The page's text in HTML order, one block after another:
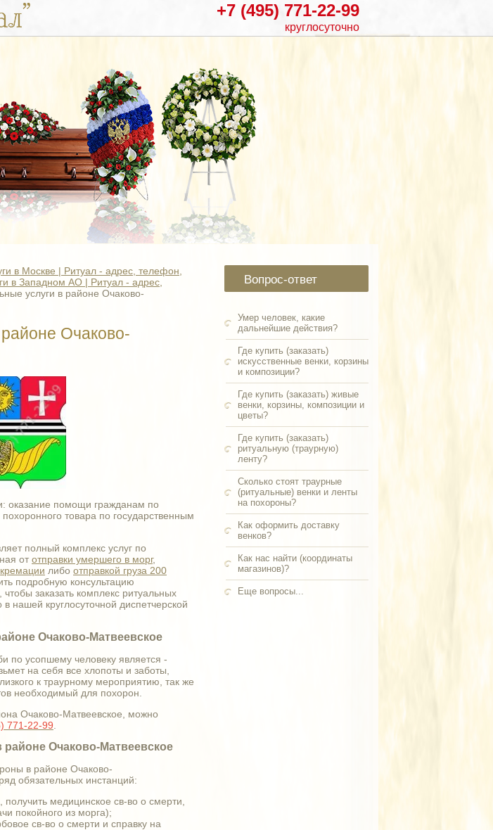
+7 (495) 771-22-99
круглосуточно
Вопрос-ответ
Умер человек, какие
дальнейшие действия?
Где купить (заказать)
искусственные венки, корзины
и композиции?
Где купить (заказать) живые
венки, корзины, композиции и
цветы?
Где купить (заказать)
ритуальную (траурную)
ленту?
Сколько стоят траурные
(ритуальные) венки и ленты
на похороны?
Как оформить доставку
венков?
Как нас найти (координаты
магазинов)?
Еще вопросы...
в Москве | Ритуал - адрес, телефон,
в Западном АО | Ритуал - адрес,
услуги в районе Очаково-
Очаково-
оказание помощи гражданам по
товара по государственным
полный комплекс услуг по
от отправки умершего в морг,
кремации либо отправкой груза 200
подробную консультацию
заказать комплекс ритуальных
нашей круглосуточной диспетчерской
Очаково-Матвеевское
по усопшему человеку является -
на себя все хлопоты и заботы,
к траурному мероприятию, так же
необходимый для похорон.
Очаково-Матвеевское, можно
771-22-99
Очаково-Матвеевское
в районе Очаково-
обязательных инстанций:
получить медицинское св-во о смерти,
покойного из морга);
св-во о смерти и справку на